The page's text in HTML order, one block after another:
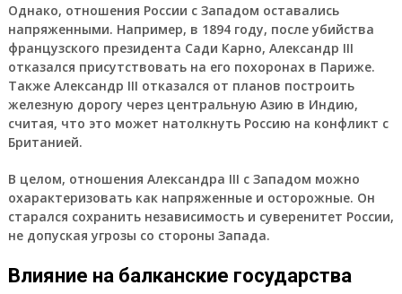
Однако, отношения России с Западом оставались
напряженными. Например, в 1894 году, после убийства
французского президента Сади Карно, Александр III
отказался присутствовать на его похоронах в Париже.
Также Александр III отказался от планов построить
железную дорогу через центральную Азию в Индию,
считая, что это может натолкнуть Россию на конфликт с
Британией.
В целом, отношения Александра III с Западом можно
охарактеризовать как напряженные и осторожные. Он
старался сохранить независимость и суверенитет России,
не допуская угрозы со стороны Запада.
Влияние на балканские государства